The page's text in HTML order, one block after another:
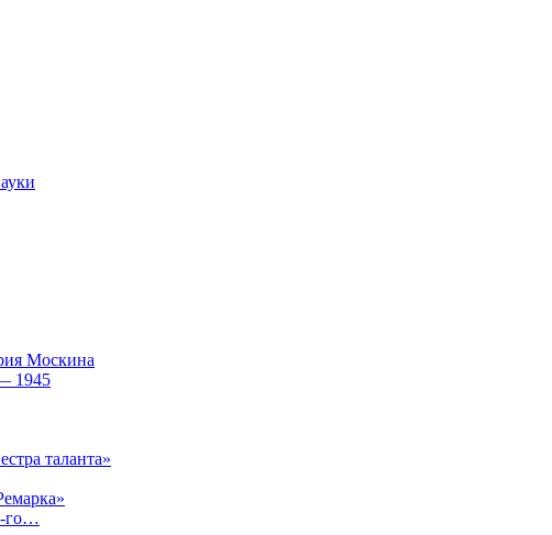
Москина
1945
таланта»
го…